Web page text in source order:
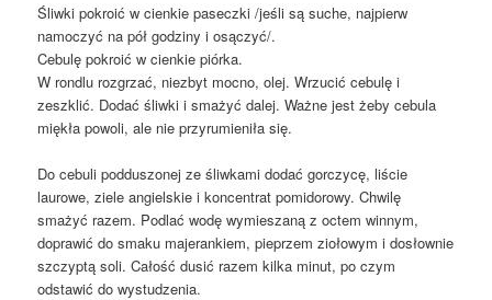
Śliwki pokroić w cienkie paseczki /jeśli są suche, najpierw
namoczyć na pół godziny i osączyć/.
Cebulę pokroić w cienkie piórka.
W rondlu rozgrzać, niezbyt mocno, olej. Wrzucić cebulę i
zeszklić. Dodać śliwki i smażyć dalej. Ważne jest żeby cebula
miękła powoli, ale nie przyrumieniła się.
Do cebuli podduszonej ze śliwkami dodać gorczycę, liście
laurowe, ziele angielskie i koncentrat pomidorowy. Chwilę
smażyć razem. Podlać wodę wymieszaną z octem winnym,
doprawić do smaku majerankiem, pieprzem ziołowym i dosłownie
szczyptą soli. Całość dusić razem kilka minut, po czym
odstawić do wystudzenia.